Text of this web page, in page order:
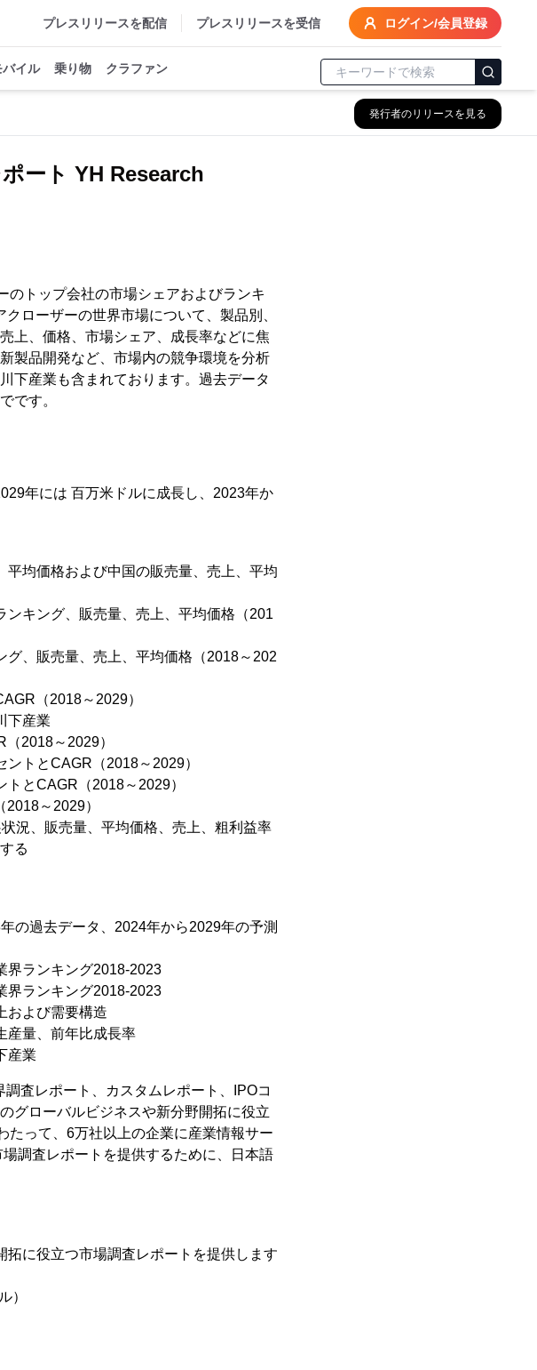
プレスリリースを配信 プレスリリースを受信 ログイン/会員登録
バイル 乗り物 クラファン
発行者のリリースを見る
ート YH Research
トップ会社の市場シェアおよびランキ
ローザーの世界市場について、製品別、
上、価格、市場シェア、成長率などに焦
製品開発など、市場内の競争環境を分析
下産業も含まれております。過去データ
です。
年には 百万米ドルに成長し、2023年か
均価格および中国の販売量、売上、平均
キング、販売量、売上、平均価格（201
、販売量、売上、平均価格（2018～202
（2018～2029）
下産業
2018～2029）
トとCAGR（2018～2029）
とCAGR（2018～2029）
～2029）
況、販売量、平均価格、売上、粗利益率
る
の過去データ、2024年から2029年の予測
界ランキング2018-2023
界ランキング2018-2023
および需要構造
産量、前年比成長率
産業
査レポート、カスタムレポート、IPOコ
グローバルビジネスや新分野開拓に役立
たって、6万社以上の企業に産業情報サー
調査レポートを提供するために、日本語
に役立つ市場調査レポートを提供します
）